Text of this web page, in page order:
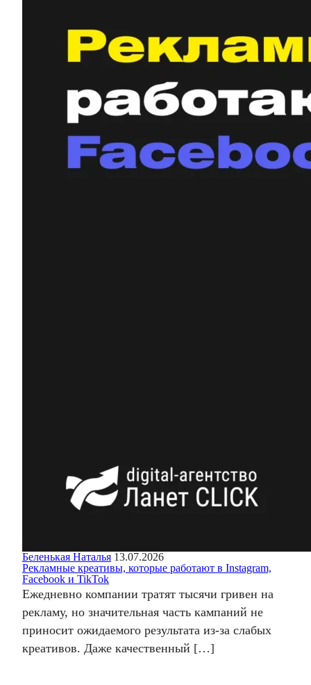
Беленькая Наталья 13.07.2026
Рекламные креативы, которые работают в Instagram,
Facebook и TikTok
Ежедневно компании тратят тысячи гривен на
рекламу, но значительная часть кампаний не
приносит ожидаемого результата из-за слабых
креативов. Даже качественный […]